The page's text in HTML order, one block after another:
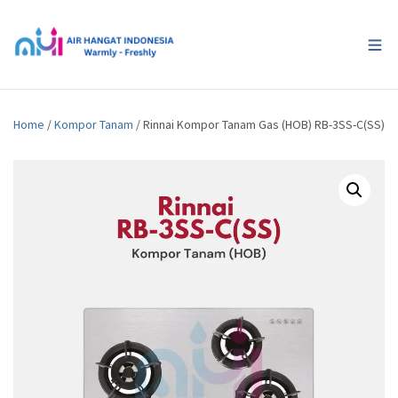
Home /Kompor Tanam / Rinnai Kompor Tanam Gas (HOB) RB-3SS-C(SS)